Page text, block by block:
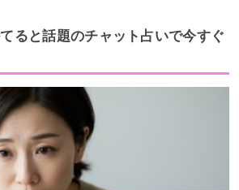
ると話題のチャット占いで今すぐ